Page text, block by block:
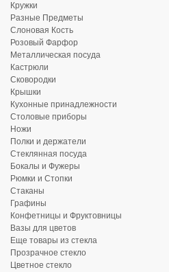
Кружки
Разные Предметы
Слоновая Кость
Розовый Фарфор
Металлическая посуда
Кастрюли
Сковородки
Крышки
Кухонные принадлежности
Столовые приборы
Ножи
Полки и держатели
Стеклянная посуда
Бокалы и Фужеры
Рюмки и Стопки
Стаканы
Графины
Конфетницы и Фруктовницы
Вазы для цветов
Еще товары из стекла
Прозрачное стекло
Цветное стекло